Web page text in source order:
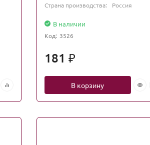
Страна производства:
Россия
В наличии
Код: 3526
181 ₽
В корзину